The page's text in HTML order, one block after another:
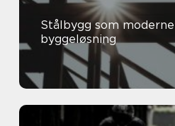
Stålbygg som
byggeløsning